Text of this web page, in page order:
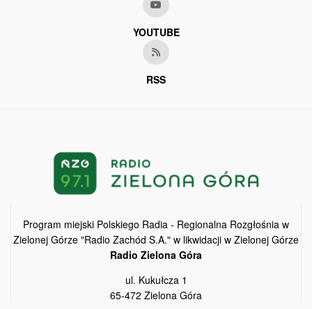
YOUTUBE
RSS
Program miejski Polskiego Radia - Regionalna Rozgłośnia w
Zielonej Górze "Radio Zachód S.A." w likwidacji w Zielonej Górze
Radio Zielona Góra
ul. Kukułcza 1
65-472 Zielona Góra